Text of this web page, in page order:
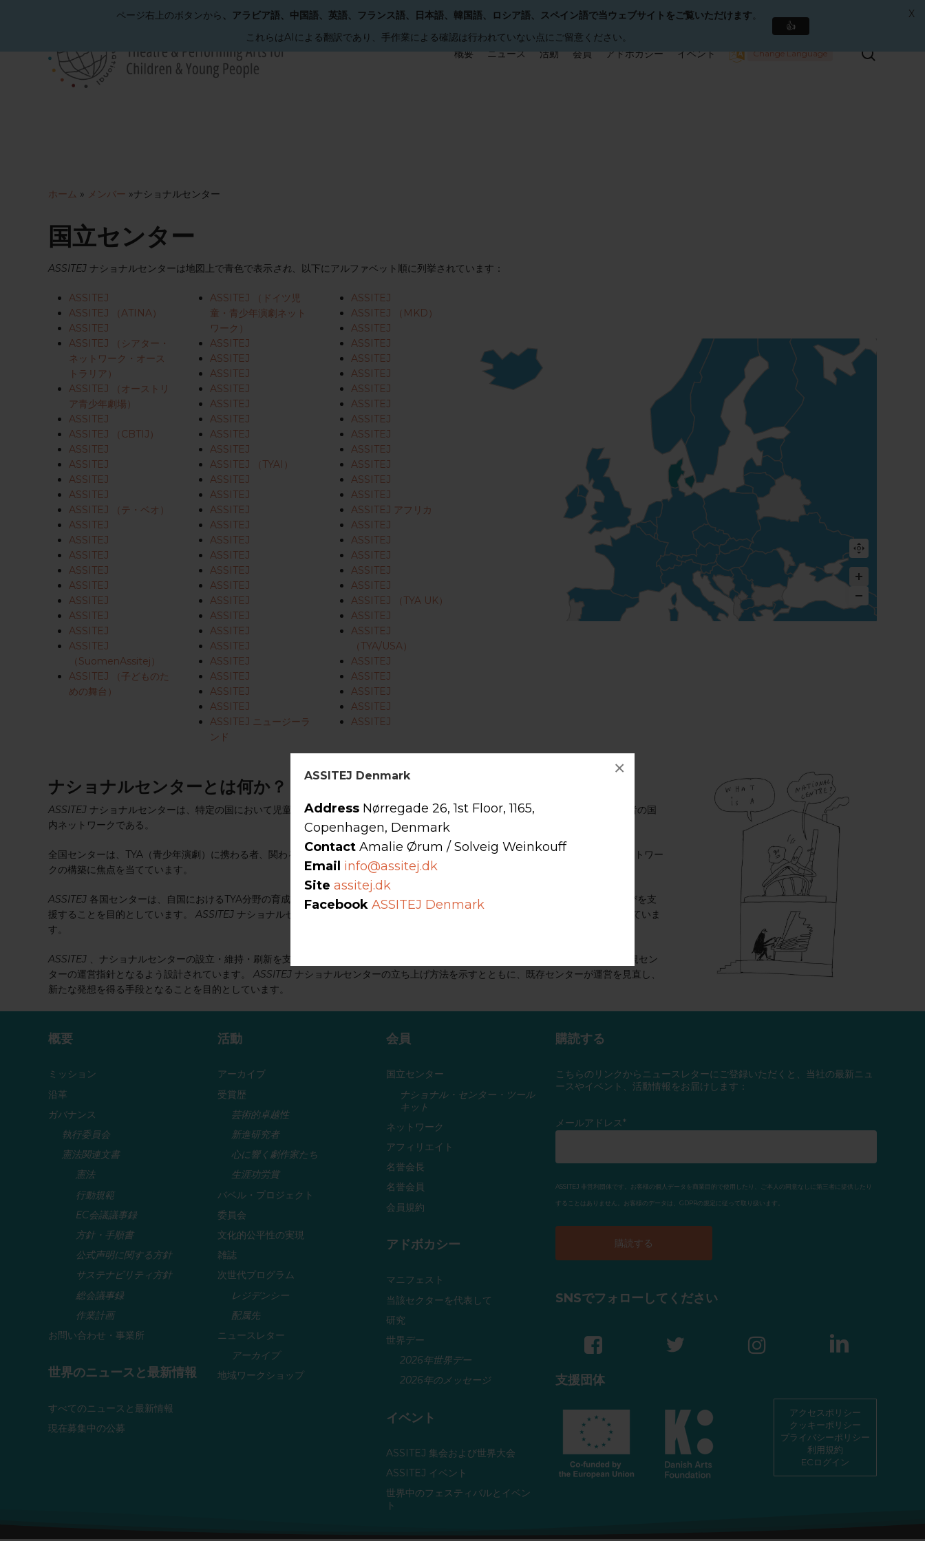
ASSITEJ Denmark
Address Nørregade 26, 1st Floor, 1165,
Copenhagen, Denmark
Contact Amalie Ørum / Solveig Weinkouff
Email info@assitej.dk
Site assitej.dk
Facebook ASSITEJ Denmark
×
Enterキーを押して検索するか、ESCキーを押して閉じる
概要 ニュース 活動 会員 アドボカシー イベント Change Language
ホーム » メンバー »ナショナルセンター
国立センター
ASSITEJ ナショナルセンターは地図上で青色で表示され、以下にアルファベット順に列挙されています：
ASSITEJ
ASSITEJ （ATINA）
ASSITEJ
ASSITEJ （シアター・
ネットワーク・オース
トラリア）
ASSITEJ （オーストリ
ア青少年劇場）
ASSITEJ
ASSITEJ （CBTIJ）
ASSITEJ
ASSITEJ
ASSITEJ
ASSITEJ
ASSITEJ （テ・ベオ）
ASSITEJ
ASSITEJ
ASSITEJ
ASSITEJ
ASSITEJ
ASSITEJ
ASSITEJ
ASSITEJ
ASSITEJ
（SuomenAssitej）
ASSITEJ （子どものた
めの舞台）
ASSITEJ （ドイツ児
童・青少年演劇ネット
ワーク）
ASSITEJ
ASSITEJ
ASSITEJ
ASSITEJ
ASSITEJ
ASSITEJ
ASSITEJ
ASSITEJ
ASSITEJ （TYAI）
ASSITEJ
ASSITEJ
ASSITEJ
ASSITEJ
ASSITEJ
ASSITEJ
ASSITEJ
ASSITEJ
ASSITEJ
ASSITEJ
ASSITEJ
ASSITEJ
ASSITEJ
ASSITEJ
ASSITEJ
ASSITEJ
ASSITEJ ニュージーラ
ンド
ASSITEJ
ASSITEJ （MKD）
ASSITEJ
ASSITEJ
ASSITEJ
ASSITEJ
ASSITEJ
ASSITEJ
ASSITEJ
ASSITEJ
ASSITEJ
ASSITEJ
ASSITEJ
ASSITEJ
ASSITEJ アフリカ
ASSITEJ
ASSITEJ
ASSITEJ
ASSITEJ
ASSITEJ
ASSITEJ （TYA UK）
ASSITEJ
ASSITEJ
（TYA/USA）
ASSITEJ
ASSITEJ
ASSITEJ
ASSITEJ
ASSITEJ
ナショナルセンターとは何か？
ASSITEJ ナショナルセンターは、特定の国において児童・青少年向け演劇（TYA）の分野で活動する舞台芸術団体、組織、および関係者の国
内ネットワークである。
全国センターは、TYA（青少年演劇）に携わる者、関わる者、支援する者、あるいは関心を持つ者すべてからなる全国的に代表的なネットワー
クの構築に焦点を当てています。
ASSITEJ 各国センターは、自国におけるTYA分野の育成を図ると同時に、他の各国センターとの連携のもと、国際的な交流・協力・学びを支
援することを目的としています。ASSITEJ ナショナルセンターとの連携のもと、国際的な交流・協力・学習を支援することを目的としていま
す。
ASSITEJ 、ナショナルセンターの設立・維持・刷新を支援するため「
」を作成しました。これは新規セン
ターの運営指針となるよう設計されています。ASSITEJ ナショナルセンターの立ち上げ方法を示すとともに、既存センターが運営を見直し、
新たな発想を得る手段となることを目的としています。
概要
ミッション
沿革
ガバナンス
執行委員会
憲法関連文書
憲法
行動規範
EC会議議事録
方針・手順書
公式声明に関する方針
サステナビリティ方針
総会議事録
作業計画
お問い合わせ・事業所
世界のニュースと最新情報
すべてのニュースと最新情報
現在募集中の公募
活動
アーカイブ
受賞歴
芸術的卓越性
新進研究者
心に響く劇作家たち
生涯功労賞
バベル・プロジェクト
委員会
文化的公平性の実現
雑誌
次世代プログラム
レジデンシー
配属先
ニュースレター
アーカイブ
地域ワークショップ
会員
国立センター
ナショナル・センター・ツール
キット
ネットワーク
アフィリエイト
名誉会長
名誉会員
会員規約
アドボカシー
マニフェスト
当該セクターを代表して
研究
世界デー
2026年世界デー
2026年のメッセージ
イベント
ASSITEJ 集会および世界大会
ASSITEJ イベント
世界中のフェスティバルとイベン
ト
購読する
こちらのリンクからニュースレターにご登録いただくと、当社の最新ニュ
ースやイベント、活動情報をお届けします：
メールアドレス*
ASSITEJ 非営利団体です。お客様の個人データを商業目的で使用したり、ご本人の同意なしに第三者に提供したり
することはありません。お客様のデータは、GDPRの規定に従って取り扱います。
SNSでフォローしてください
支援団体
アクセスポリシー
クッキーポリシー
プライバシーポリシー
利用規約
ECログイン
ページ右上のボタンから 、アラビア語、中国語、英語、フランス語、日本語、韓国語、ロシア語、スペイン語で当ウェブサイトをご覧いただけます。
これらはAIによる翻訳であり、手作業による確認は行われていない点にご留意ください。
👍
X